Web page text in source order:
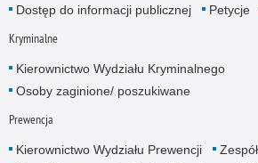
Dostęp do informacji publicznej
Petycje
Kryminalne
Kierownictwo Wydziału Kryminalnego
Osoby zaginione/ poszukiwane
Prewencja
Kierownictwo Wydziału Prewencji